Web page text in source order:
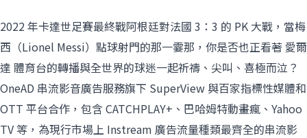
2022 年卡達世足賽最終戰阿根廷對法國 3：3 的 PK 大戰，當梅
西（Lionel Messi）點球射門的那一霎那，你是否也正看著 愛爾
達 體育台的轉播與全世界的球迷一起祈禱、尖叫、喜極而泣？
OneAD 串流影音廣告服務旗下 SuperView 與百家指標性媒體和
OTT 平台合作，包含 CATCHPLAY+、巴哈姆特動畫瘋、Yahoo
TV 等，為現行市場上 Instream 廣告流量種類最齊全的串流影